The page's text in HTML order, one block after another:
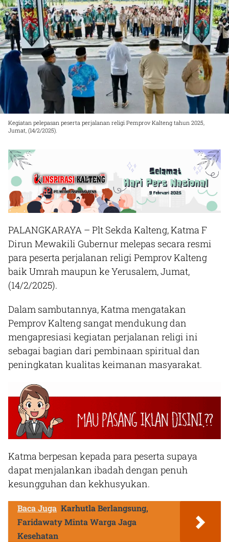
Kegiatan pelepasan peserta perjalanan religi Pemprov Kalteng tahun 2025,
Jumat, (14/2/2025).
PALANGKARAYA – Plt Sekda Kalteng, Katma F
Dirun Mewakili Gubernur melepas secara resmi
para peserta perjalanan religi Pemprov Kalteng
baik Umrah maupun ke Yerusalem, Jumat,
(14/2/2025).
Dalam sambutannya, Katma mengatakan
Pemprov Kalteng sangat mendukung dan
mengapresiasi kegiatan perjalanan religi ini
sebagai bagian dari pembinaan spiritual dan
peningkatan kualitas keimanan masyarakat.
Katma berpesan kepada para peserta supaya
dapat menjalankan ibadah dengan penuh
kesungguhan dan kekhusyukan.
Baca Juga Karhutla Berlangsung,
Faridawaty Minta Warga Jaga
Kesehatan